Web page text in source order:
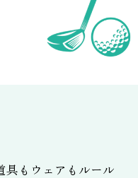
具もウェアもルール